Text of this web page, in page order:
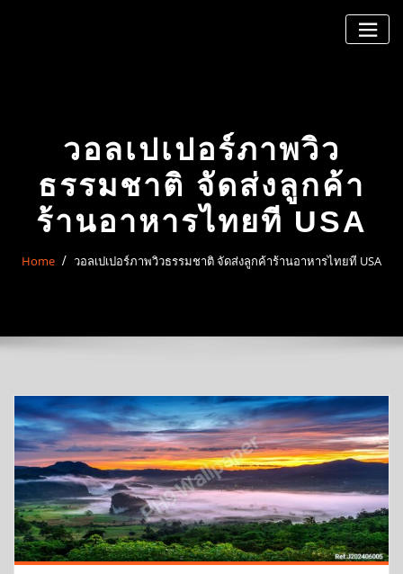
วอลเปเปอร์ภาพวิว
ธรรมชาติ จัดส่งลูกค้า
ร้านอาหารไทยที USA
Home วอลเปเปอร์ภาพวิวธรรมชาติ จัดส่งลูกค้าร้านอาหารไทยที USA